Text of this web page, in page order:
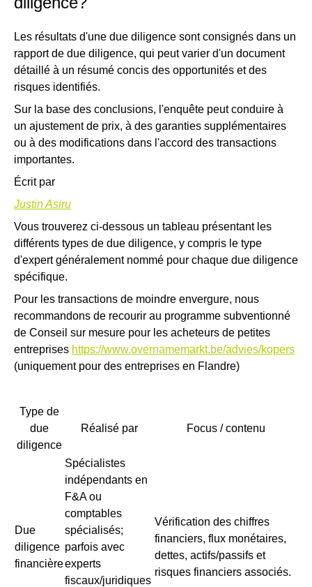
Les résultats d'une due diligence sont consignés dans un
rapport de due diligence, qui peut varier d'un document
détaillé à un résumé concis des opportunités et des
risques identifiés.
Sur la base des conclusions, l'enquête peut conduire à
un ajustement de prix, à des garanties supplémentaires
ou à des modifications dans l'accord des transactions
importantes.
Écrit par
Justin Asiru
​Vous trouverez ci-dessous un tableau présentant les
différents types de due diligence, y compris le type
d'expert généralement nommé pour chaque due diligence
spécifique.
Pour les transactions de moindre envergure, nous
recommandons de recourir au programme subventionné
de Conseil sur mesure pour les acheteurs de petites
entreprises https://www.overnamemarkt.be/advies/kopers
(uniquement pour des entreprises en Flandre)
Type de
due
diligence
Réalisé par Focus / contenu
Due
diligence
financière
Spécialistes
indépendants en
F&A ou
comptables
spécialisés;
parfois avec
experts
fiscaux/juridiques
Vérification des chiffres
financiers, flux monétaires,
dettes, actifs/passifs et
risques financiers associés.